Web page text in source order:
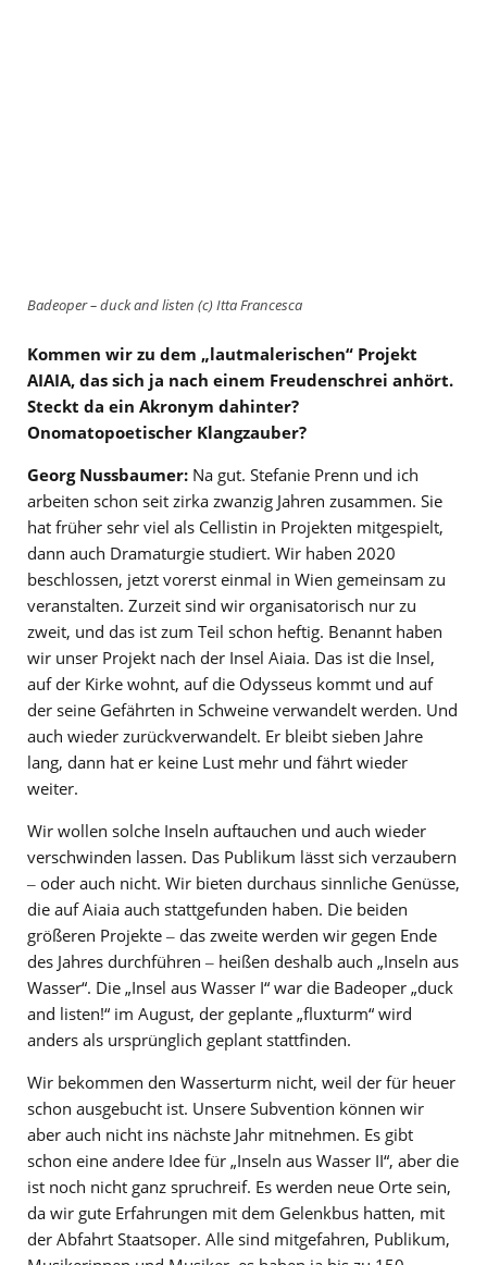
Badeoper – duck and listen (c) Itta Francesca
Kommen wir zu dem „lautmalerischen“ Projekt
AIAIA, das sich ja nach einem Freudenschrei anhört.
Steckt da ein Akronym dahinter?
Onomatopoetischer Klangzauber?
Georg Nussbaumer: Na gut. Stefanie Prenn und ich
arbeiten schon seit zirka zwanzig Jahren zusammen. Sie
hat früher sehr viel als Cellistin in Projekten mitgespielt,
dann auch Dramaturgie studiert. Wir haben 2020
beschlossen, jetzt vorerst einmal in Wien gemeinsam zu
veranstalten. Zurzeit sind wir organisatorisch nur zu
zweit, und das ist zum Teil schon heftig. Benannt haben
wir unser Projekt nach der Insel Aiaia. Das ist die Insel,
auf der Kirke wohnt, auf die Odysseus kommt und auf
der seine Gefährten in Schweine verwandelt werden. Und
auch wieder zurückverwandelt. Er bleibt sieben Jahre
lang, dann hat er keine Lust mehr und fährt wieder
weiter.
Wir wollen solche Inseln auftauchen und auch wieder
verschwinden lassen. Das Publikum lässt sich verzaubern
‒ oder auch nicht. Wir bieten durchaus sinnliche Genüsse,
die auf Aiaia auch stattgefunden haben. Die beiden
größeren Projekte ‒ das zweite werden wir gegen Ende
des Jahres durchführen ‒ heißen deshalb auch „Inseln aus
Wasser“. Die „Insel aus Wasser I“ war die Badeoper „duck
and listen!“ im August, der geplante „fluxturm“ wird
anders als ursprünglich geplant stattfinden.
Wir bekommen den Wasserturm nicht, weil der für heuer
schon ausgebucht ist. Unsere Subvention können wir
aber auch nicht ins nächste Jahr mitnehmen. Es gibt
schon eine andere Idee für „Inseln aus Wasser II“, aber die
ist noch nicht ganz spruchreif. Es werden neue Orte sein,
da wir gute Erfahrungen mit dem Gelenkbus hatten, mit
der Abfahrt Staatsoper. Alle sind mitgefahren, Publikum,